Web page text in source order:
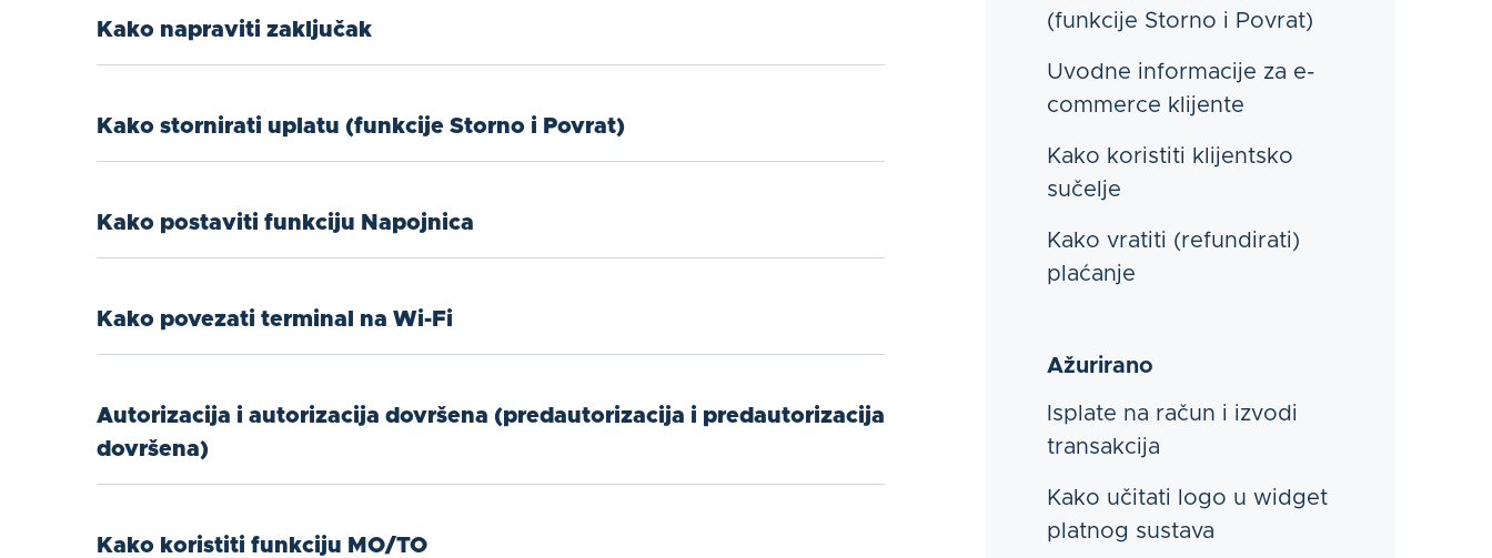
Kako napraviti zaključak
Kako stornirati uplatu (funkcije Storno i Povrat)
Kako postaviti funkciju Napojnica
Kako povezati terminal na Wi-Fi
Autorizacija i autorizacija dovršena (predautorizacija i predautorizacija
dovršena)
Kako koristiti funkciju MO/TO
(funkcije Storno i Povrat)
Uvodne informacije za e-
commerce klijente
Kako koristiti klijentsko
sučelje
Kako vratiti (refundirati)
plaćanje
Ažurirano
Isplate na račun i izvodi
transakcija
Kako učitati logo u widget
platnog sustava